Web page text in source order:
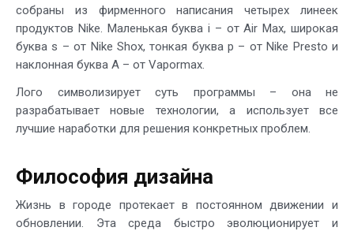
собраны из фирменного написания четырех линеек
продуктов Nike. Маленькая буква i – от Air Max, широкая
буква s – от Nike Shox, тонкая буква p – от Nike Presto и
наклонная буква A – от Vapormax.
Лого символизирует суть программы – она не
разрабатывает новые технологии, а использует все
лучшие наработки для решения конкретных проблем.
Философия дизайна
Жизнь в городе протекает в постоянном движении и
обновлении. Эта среда быстро эволюционирует и